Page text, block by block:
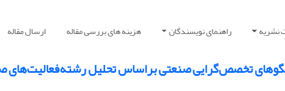
نشریه راهنمای نویسندگان هزینه های بررسی مقاله ارسال مقاله
تخصص‌گرایی صنعتی براساس تحلیل رشته‌فعالیت‌های